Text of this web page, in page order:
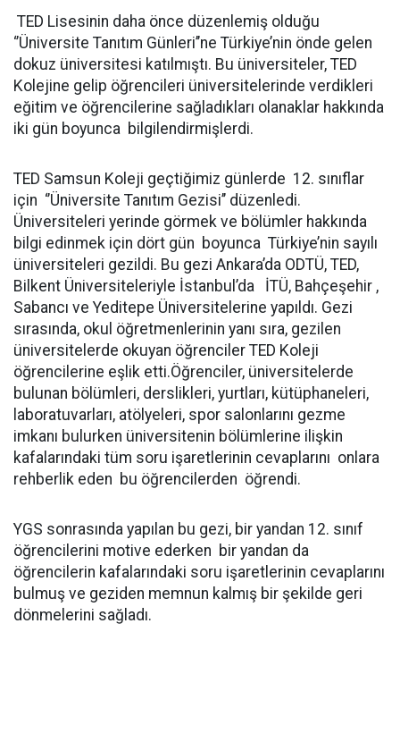
TED Lisesinin daha önce düzenlemiş olduğu
‘’Üniversite Tanıtım Günleri’’ne Türkiye’nin önde gelen
dokuz üniversitesi katılmıştı. Bu üniversiteler, TED
Kolejine gelip öğrencileri üniversitelerinde verdikleri
eğitim ve öğrencilerine sağladıkları olanaklar hakkında
iki gün boyunca bilgilendirmişlerdi.
TED Samsun Koleji geçtiğimiz günlerde 12. sınıflar
için ‘’Üniversite Tanıtım Gezisi’’ düzenledi.
Üniversiteleri yerinde görmek ve bölümler hakkında
bilgi edinmek için dört gün boyunca Türkiye’nin sayılı
üniversiteleri gezildi. Bu gezi Ankara’da ODTÜ, TED,
Bilkent Üniversiteleriyle İstanbul’da İTÜ, Bahçeşehir ,
Sabancı ve Yeditepe Üniversitelerine yapıldı. Gezi
sırasında, okul öğretmenlerinin yanı sıra, gezilen
üniversitelerde okuyan öğrenciler TED Koleji
öğrencilerine eşlik etti.Öğrenciler, üniversitelerde
bulunan bölümleri, derslikleri, yurtları, kütüphaneleri,
laboratuvarları, atölyeleri, spor salonlarını gezme
imkanı bulurken üniversitenin bölümlerine ilişkin
kafalarındaki tüm soru işaretlerinin cevaplarını onlara
rehberlik eden bu öğrencilerden öğrendi.
YGS sonrasında yapılan bu gezi, bir yandan 12. sınıf
öğrencilerini motive ederken bir yandan da
öğrencilerin kafalarındaki soru işaretlerinin cevaplarını
bulmuş ve geziden memnun kalmış bir şekilde geri
dönmelerini sağladı.